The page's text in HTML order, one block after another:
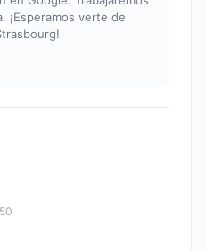
¡Esperamos verte de